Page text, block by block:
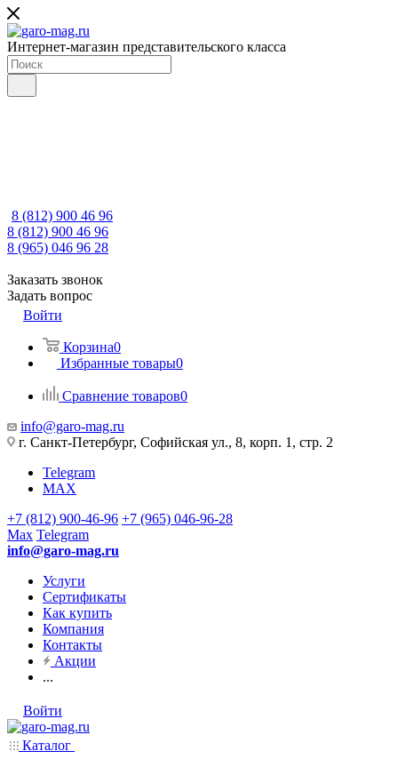
Интернет-магазин представительского класса
8 (812) 900 46 96
8 (812) 900 46 96
8 (965) 046 96 28
Заказать звонок
Задать вопрос
Войти
Корзина0
Избранные товары0
Сравнение товаров0
info@garo-mag.ru
г. Санкт-Петербург, Софийская ул., 8, корп. 1, стр. 2
Telegram
MAX
+7 (812) 900-46-96 +7 (965) 046-96-28
Max Telegram
info@garo-mag.ru
Услуги
Сертификаты
Как купить
Компания
Контакты
Акции
...
Войти
Каталог